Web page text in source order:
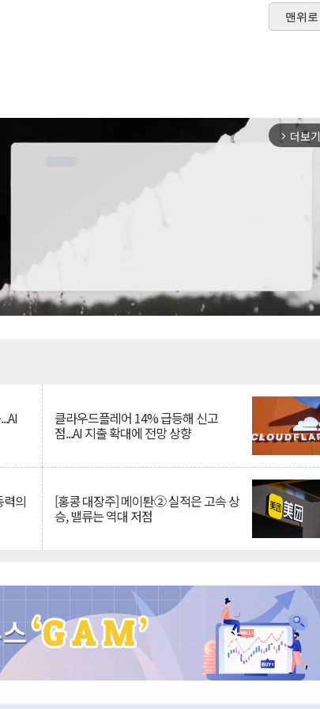
맨위로
arrow_forward_ios 더보기
클라우드플레어 14% 급등해 신고
점...AI 지출 확대에 전망 상향
의 [홍콩 대장주] 메이퇀② 실적은 고속 상
승, 밸류는 역대 저점